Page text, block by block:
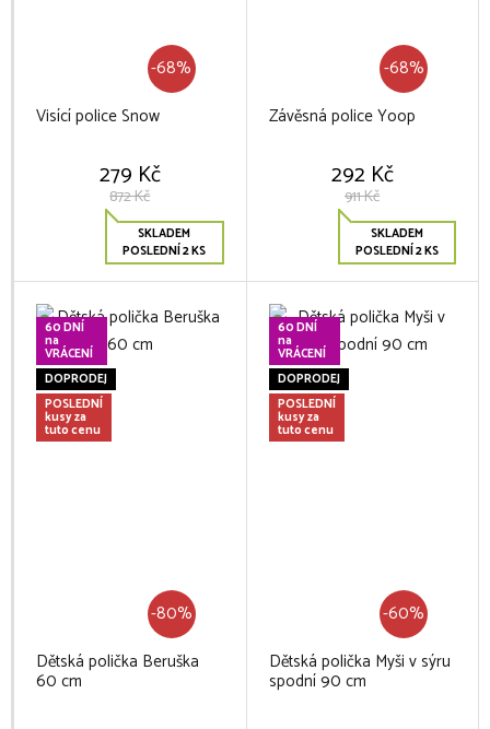
-68%
Visící police Snow
279 Kč
872 Kč
SKLADEM
POSLEDNÍ 2 KS
-68%
Závěsná police Yoop
292 Kč
911 Kč
SKLADEM
POSLEDNÍ 2 KS
60 DNÍ
na
VRÁCENÍ
DOPRODEJ
POSLEDNÍ
kusy za
tuto cenu
-80%
Dětská polička Beruška
60 cm
60 DNÍ
na
VRÁCENÍ
DOPRODEJ
POSLEDNÍ
kusy za
tuto cenu
-60%
Dětská polička Myši v sýru
spodní 90 cm